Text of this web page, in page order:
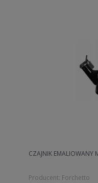
CZAJNIK EMALIOWANY
Producent: Forchetto